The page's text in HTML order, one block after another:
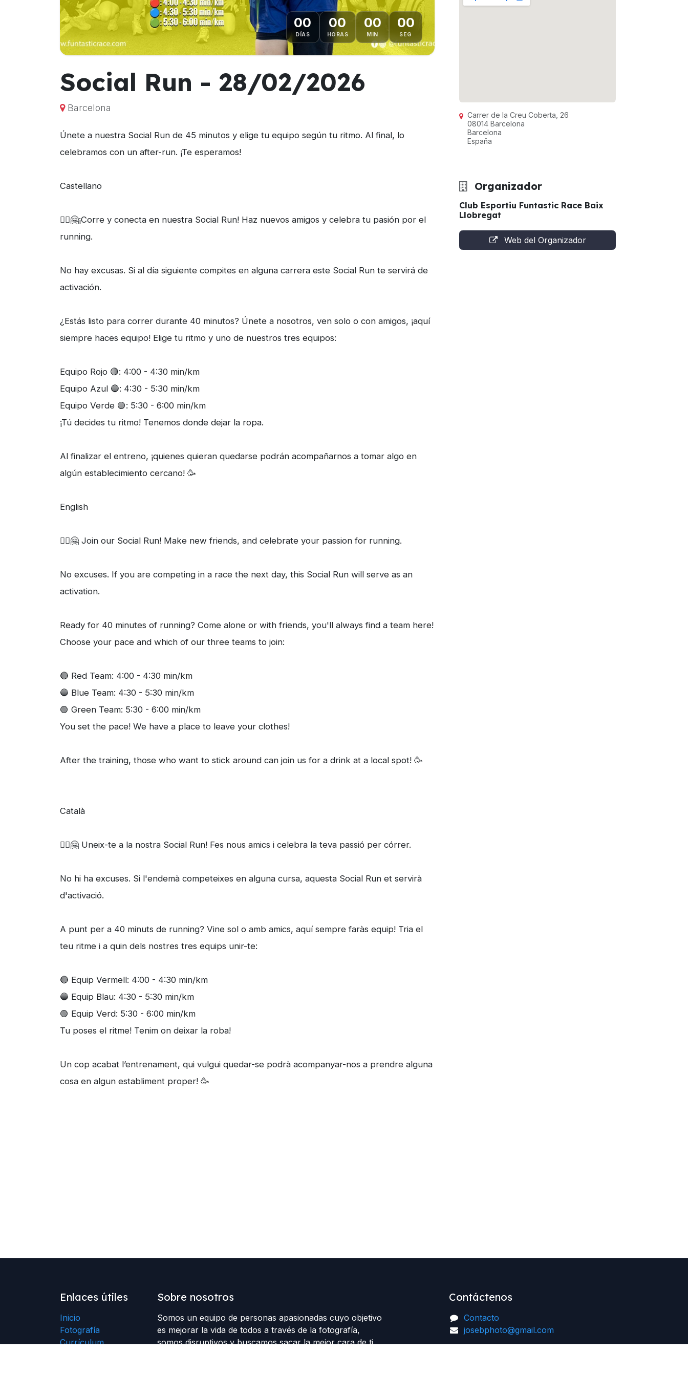
00
DÍAS
00
HORAS
00
MIN
00
SEG
Social Run - 28/02/2026
Barcelona
Únete a nuestra Social Run de 45 minutos y elige tu equipo según tu ritmo. Al final, lo
celebramos con un after-run. ¡Te esperamos!
Castellano
🏃‍♀️🤗¡Corre y conecta en nuestra Social Run! Haz nuevos amigos y celebra tu pasión por el
running.
No hay excusas. Si al día siguiente compites en alguna carrera este Social Run te servirá de
activación.
¿Estás listo para correr durante 40 minutos? Únete a nosotros, ven solo o con amigos, ¡aquí
siempre haces equipo! Elige tu ritmo y uno de nuestros tres equipos:
Equipo Rojo 🔴: 4:00 - 4:30 min/km
Equipo Azul 🔵: 4:30 - 5:30 min/km
Equipo Verde 🟢: 5:30 - 6:00 min/km
¡Tú decides tu ritmo! Tenemos donde dejar la ropa.
Al finalizar el entreno, ¡quienes quieran quedarse podrán acompañarnos a tomar algo en
algún establecimiento cercano! 🥳
English
🏃‍♀️🤗 Join our Social Run! Make new friends, and celebrate your passion for running.
No excuses. If you are competing in a race the next day, this Social Run will serve as an
activation.
Ready for 40 minutes of running? Come alone or with friends, you'll always find a team here!
Choose your pace and which of our three teams to join:
🔴 Red Team: 4:00 - 4:30 min/km
🔵 Blue Team: 4:30 - 5:30 min/km
🟢 Green Team: 5:30 - 6:00 min/km
You set the pace! We have a place to leave your clothes!
After the training, those who want to stick around can join us for a drink at a local spot! 🥳
Català
🏃‍♀️🤗 Uneix-te a la nostra Social Run! Fes nous amics i celebra la teva passió per córrer.
No hi ha excuses. Si l'endemà competeixes en alguna cursa, aquesta Social Run et servirà
d'activació.
A punt per a 40 minuts de running? Vine sol o amb amics, aquí sempre faràs equip! Tria el
teu ritme i a quin dels nostres tres equips unir-te:
🔴 Equip Vermell: 4:00 - 4:30 min/km
🔵 Equip Blau: 4:30 - 5:30 min/km
🟢 Equip Verd: 5:30 - 6:00 min/km
Tu poses el ritme! Tenim on deixar la roba!
Un cop acabat l’entrenament, qui vulgui quedar-se podrà acompanyar-nos a prendre alguna
cosa en algun establiment proper! 🥳
Carrer de la Creu Coberta, 26
08014 Barcelona
Barcelona
España
Organizador
Club Esportiu Funtastic Race Baix
Llobregat
Web del Organizador
Enlaces útiles
Inicio
Fotografía
Currículum
Sobre nosotros
Somos un equipo de personas apasionadas cuyo objetivo
es mejorar la vida de todos a través de la fotografía,
somos disruptivos y buscamos sacar la mejor cara de ti,
Contáctenos
Contacto
josebphoto@gmail.com